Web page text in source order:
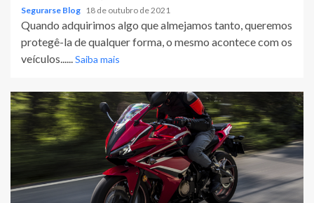
Segurarse Blog 18 de outubro de 2021
Quando adquirimos algo que almejamos tanto, queremos
protegê-la de qualquer forma, o mesmo acontece com os
veículos......Saiba mais